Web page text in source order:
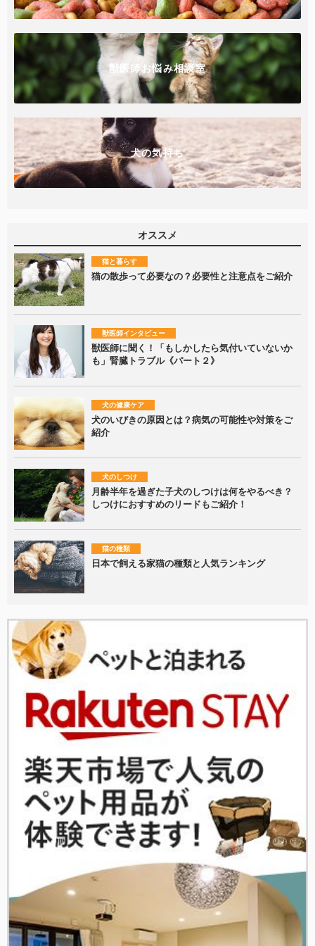
獣医師お悩み相談室
犬の気持ち
オススメ
猫と暮らす
猫の散歩って必要なの？必要性と注意点をご紹介
獣医師インタビュー
獣医師に聞く！「もしかしたら気付いていないか
も」腎臓トラブル《パート２》
犬の健康ケア
犬のいびきの原因とは？病気の可能性や対策をご
紹介
犬のしつけ
月齢半年を過ぎた子犬のしつけは何をやるべき？
しつけにおすすめのリードもご紹介！
猫の種類
日本で飼える家猫の種類と人気ランキング